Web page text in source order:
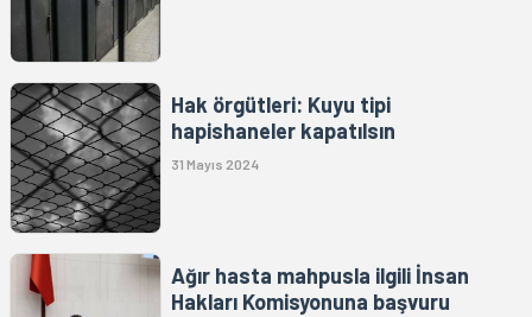
Hak örgütleri: Kuyu tipi
hapishaneler kapatılsın
31 Mayıs 2024
Ağır hasta mahpusla ilgili İnsan
Hakları Komisyonuna başvuru